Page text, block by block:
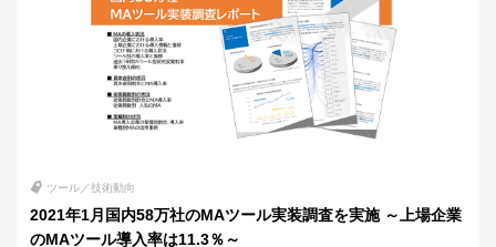
ツール／技術動向
2021年1月国内58万社のMAツール実装調査を実施 ～上場企業
のMAツール導入率は11.3％～